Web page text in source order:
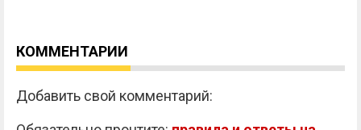
КОММЕНТАРИИ
Добавить свой комментарий: